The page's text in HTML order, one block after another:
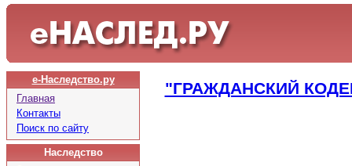
е-Наследство.ру
Главная
Контакты
Поиск по сайту
Наследство
"ГРАЖДАНСКИЙ